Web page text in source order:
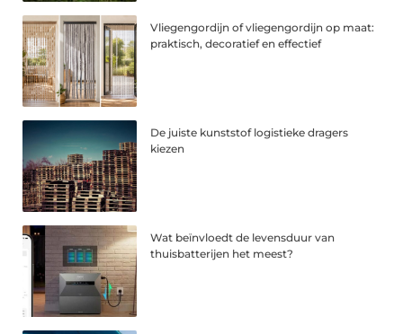
Vliegengordijn of vliegengordijn op maat:
praktisch, decoratief en effectief
De juiste kunststof logistieke dragers
kiezen
Wat beïnvloedt de levensduur van
thuisbatterijen het meest?